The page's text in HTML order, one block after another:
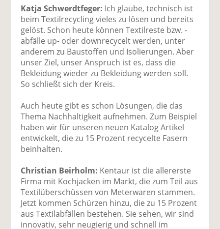
Katja Schwerdtfeger: Ich glaube, technisch ist
beim Textilrecycling vieles zu lösen und bereits
gelöst. Schon heute können Textilreste bzw. -
abfälle up- oder downrecycelt werden, unter
anderem zu Baustoffen und Isolierungen. Aber
unser Ziel, unser Anspruch ist es, dass die
Bekleidung wieder zu Bekleidung werden soll.
So schließt sich der Kreis.
Auch heute gibt es schon Lösungen, die das
Thema Nachhaltigkeit aufnehmen. Zum Beispiel
haben wir für unseren neuen Katalog Artikel
entwickelt, die zu 15 Prozent recycelte Fasern
beinhalten.
Christian Beirholm: Kentaur ist die allererste
Firma mit Kochjacken im Markt, die zum Teil aus
Textilüberschüssen von Meterwaren stammen.
Jetzt kommen Schürzen hinzu, die zu 15 Prozent
aus Textilabfällen bestehen. Sie sehen, wir sind
innovativ, sehr neugierig und schnell im